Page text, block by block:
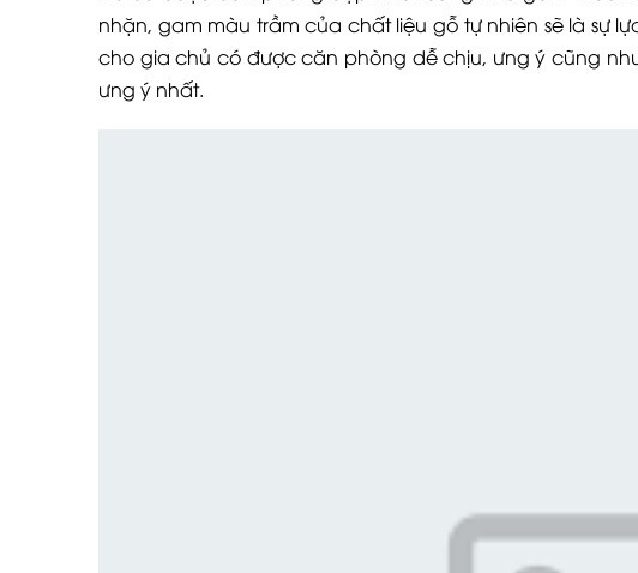
nhặn, gam màu trầm của chất liệu gỗ tự nhiên sẽ là sự
cho gia chủ có được căn phòng dễ chịu, ưng ý cũng
ưng ý nhất.